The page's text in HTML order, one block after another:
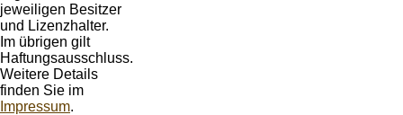
jeweiligen Besitzer
und Lizenzhalter.
Im übrigen gilt
Haftungsausschluss.
Weitere Details
finden Sie im
Impressum.